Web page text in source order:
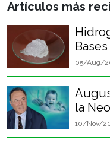
Artículos más
05/Aug/
la
10/Nov/